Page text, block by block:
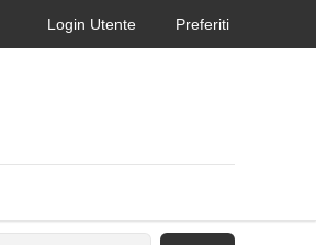
Login Utente Preferiti